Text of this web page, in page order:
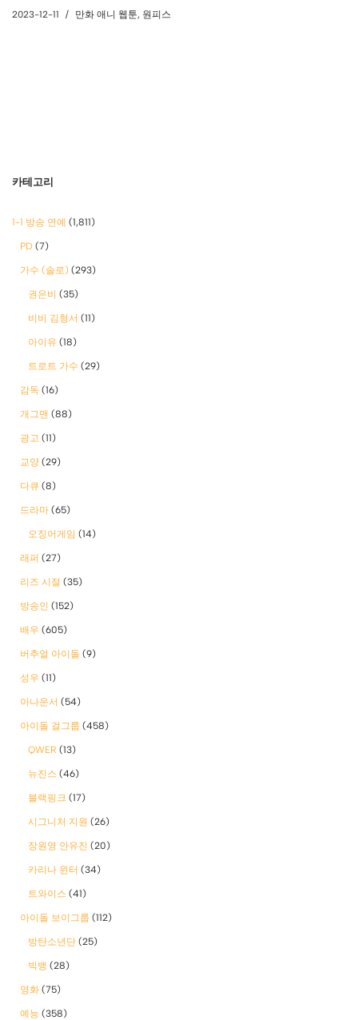
2023-12-11 만화 애니 웹툰, 원피스
카테고리
1-1 방송 연예 (1,811)
PD (7)
가수 (솔로) (293)
권은비 (35)
비비 김형서 (11)
아이유 (18)
트로트 가수 (29)
감독 (16)
개그맨 (88)
광고 (11)
교양 (29)
다큐 (8)
드라마 (65)
오징어게임 (14)
래퍼 (27)
리즈 시절 (35)
방송인 (152)
배우 (605)
버추얼 아이돌 (9)
성우 (11)
아나운서 (54)
아이돌 걸그룹 (458)
QWER (13)
뉴진스 (46)
블랙핑크 (17)
시그니처 지원 (26)
장원영 안유진 (20)
카리나 윈터 (34)
트와이스 (41)
아이돌 보이그룹 (112)
방탄소년단 (25)
빅뱅 (28)
영화 (75)
예능 (358)